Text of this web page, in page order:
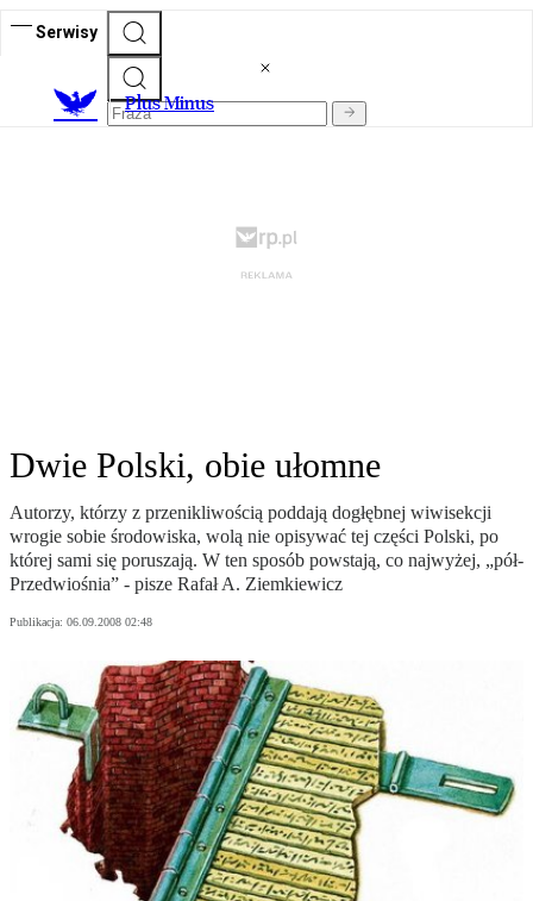
Serwisy
Plus Minus
Dwie Polski, obie ułomne
Autorzy, którzy z przenikliwością poddają dogłębnej wiwisekcji
wrogie sobie środowiska, wolą nie opisywać tej części Polski, po
której sami się poruszają. W ten sposób powstają, co najwyżej, „pół-
Przedwiośnia” - pisze Rafał A. Ziemkiewicz
Publikacja: 06.09.2008 02:48